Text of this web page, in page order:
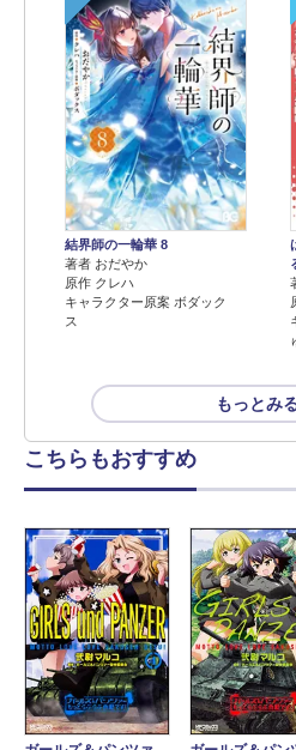
結界師の一輪華 8
著者 おだやか
原作 クレハ
キャラクター原案 ボダック
ス
もっとみ
こちらもおすすめ